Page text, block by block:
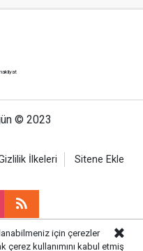
© 2023
İlkeleri Sitene Ekle
için çerezler
çerez kullanımını kabul etmiş